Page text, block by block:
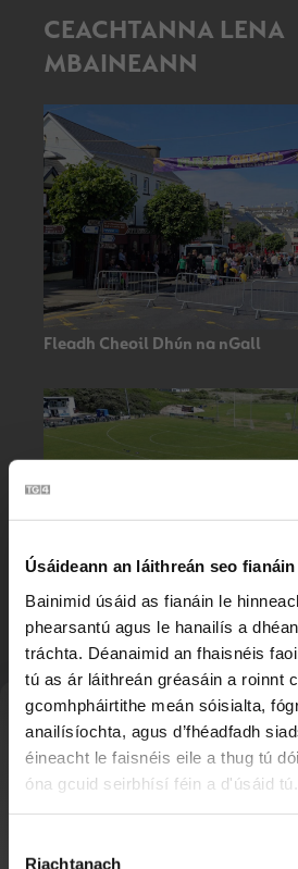
Úsáideann an láithreán seo fianáin
Bainimid úsáid as fianáin le
phearsantú agus le hanailís a
tráchta. Déanaimid an fhaisnéis
tú as ár láithreán gréasáin a roinnt
gcomhpháirtithe meán sóisialta,
anailísíochta, agus d’fhéadfadh
éineacht le faisnéis eile a thug tú
óna gcuid seirbhísí féin a d'úsáid tú.
Riachtanach
CEACHTANNA LENA
MBAINEANN
Fleadh Cheoil Dhún na nGall
Seastán Úr
Nuachtlitir